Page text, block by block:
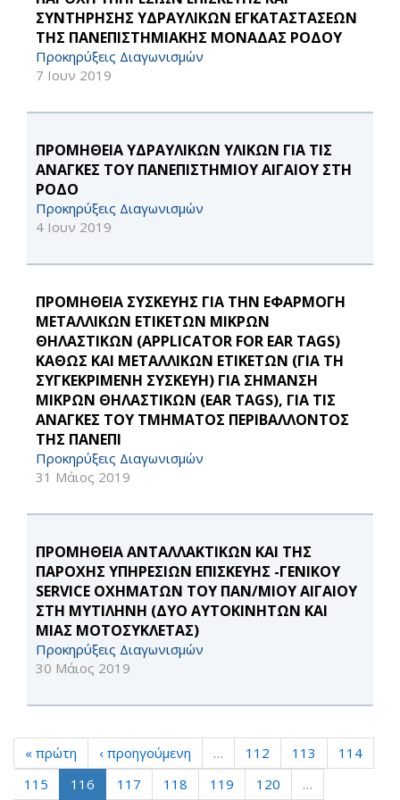
ΣΥΝΤΗΡΗΣΗΣ ΥΔΡΑΥΛΙΚΩΝ ΕΓΚΑΤΑΣΤΑΣΕΩΝ
ΤΗΣ ΠΑΝΕΠΙΣΤΗΜΙΑΚΗΣ ΜΟΝΑΔΑΣ ΡΟΔΟΥ
Προκηρύξεις Διαγωνισμών
7 Ιουν 2019
ΠΡΟΜΗΘΕΙΑ ΥΔΡΑΥΛΙΚΩΝ ΥΛΙΚΩΝ ΓΙΑ ΤΙΣ
ΑΝΑΓΚΕΣ ΤΟΥ ΠΑΝΕΠΙΣΤΗΜΙΟΥ ΑΙΓΑΙΟΥ ΣΤΗ
ΡΟΔΟ
Προκηρύξεις Διαγωνισμών
4 Ιουν 2019
ΠΡΟΜΗΘΕΙΑ ΣΥΣΚΕΥΗΣ ΓΙΑ ΤΗΝ ΕΦΑΡΜΟΓΗ
ΜΕΤΑΛΛΙΚΩΝ ΕΤΙΚΕΤΩΝ ΜΙΚΡΩΝ
ΘΗΛΑΣΤΙΚΩΝ (APPLICATOR FOR EAR TAGS)
ΚΑΘΩΣ ΚΑΙ ΜΕΤΑΛΛΙΚΩΝ ΕΤΙΚΕΤΩΝ (ΓΙΑ ΤΗ
ΣΥΓΚΕΚΡΙΜΕΝΗ ΣΥΣΚΕΥΗ) ΓΙΑ ΣΗΜΑΝΣΗ
ΜΙΚΡΩΝ ΘΗΛΑΣΤΙΚΩΝ (EAR TAGS), ΓΙΑ ΤΙΣ
ΑΝΑΓΚΕΣ ΤΟΥ ΤΜΗΜΑΤΟΣ ΠΕΡΙΒΑΛΛΟΝΤΟΣ
ΤΗΣ ΠΑΝΕΠΙ
Προκηρύξεις Διαγωνισμών
31 Μάιος 2019
ΠΡΟΜΗΘΕΙΑ ΑΝΤΑΛΛΑΚΤΙΚΩΝ ΚΑΙ ΤΗΣ
ΠΑΡΟΧΗΣ ΥΠΗΡΕΣΙΩΝ ΕΠΙΣΚΕΥΗΣ -ΓΕΝΙΚΟΥ
SERVICE ΟΧΗΜΑΤΩΝ ΤΟΥ ΠΑΝ/ΜΙΟΥ ΑΙΓΑΙΟΥ
ΣΤΗ ΜΥΤΙΛΗΝΗ (ΔΥΟ ΑΥΤΟΚΙΝΗΤΩΝ ΚΑΙ
ΜΙΑΣ ΜΟΤΟΣΥΚΛΕΤΑΣ)
Προκηρύξεις Διαγωνισμών
30 Μάιος 2019
« πρώτη ‹ προηγούμενη … 112 113
114
115
116 117 118 119 120
…